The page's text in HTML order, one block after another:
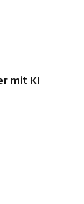
mit KI